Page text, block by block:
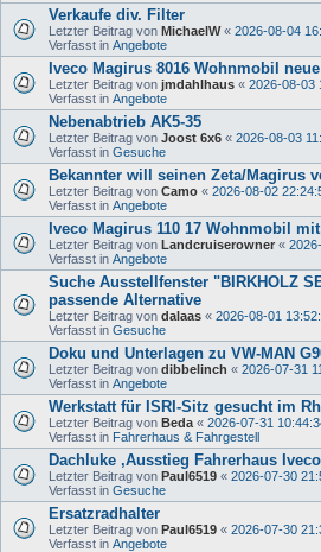
Verkaufe div. Filter
Letzter Beitrag von MichaelW« 2026-08-04
Verfasst in Angebote
Iveco Magirus 8016 Wohnmobil
Letzter Beitrag von jmdahlhaus « 2026-08-03
Verfasst in Angebote
Nebenabtrieb AK5-35
Letzter Beitrag von Joost 6x6 « 2026-08-03
Verfasst in Gesuche
Bekannter will seinen Zeta/Magirus
Letzter Beitrag von Camo « 2026-08-02
Verfasst in Angebote
Iveco Magirus 110 17 Wohnmobil
Letzter Beitrag von Landcruiserowner «
Verfasst in Angebote
Suche Ausstellfenster "BIRKHOLZ
passende Alternative
Letzter Beitrag von dalaas « 2026-08-01
Verfasst in Gesuche
Doku und Unterlagen zu VW-MAN
Letzter Beitrag von dibbelinch « 2026-07-31
Verfasst in Angebote
Werkstatt für ISRI-Sitz gesucht im
Letzter Beitrag von Beda « 2026-07-31
Verfasst in Fahrerhaus & Fahrgestell
Dachluke ,Ausstieg Fahrerhaus Iveco
Letzter Beitrag von Paul6519 « 2026-07-30
Verfasst in Gesuche
Ersatzradhalter
Letzter Beitrag von Paul6519 « 2026-07-30
Verfasst in Angebote